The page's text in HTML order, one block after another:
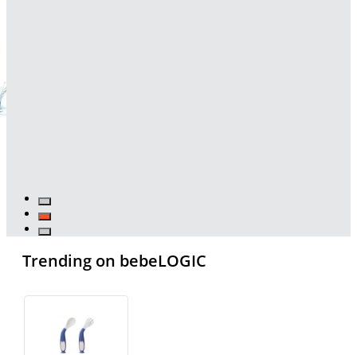
Trending on bebeLOGIC